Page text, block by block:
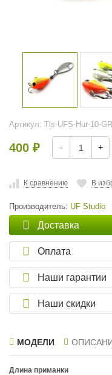
Артикул: Tls-UFS-Hur-10-
400 ₽ - +
К сравнению В
Производитель: UF Studio
Доставка
Оплата
Наши гарантии
Наши скидки
МОДЕЛИ
Длина приманки